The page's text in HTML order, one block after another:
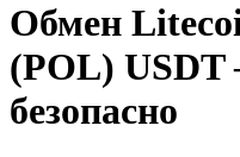
Обмен
(POL)
безопасно